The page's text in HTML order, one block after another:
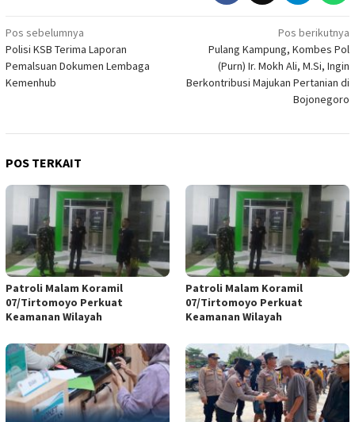
Navigasi
pos
Pos sebelumnya
Polisi KSB Terima Laporan
Pemalsuan Dokumen Lembaga
Kemenhub
Pos berikutnya
Pulang Kampung, Kombes Pol
(Purn) Ir. Mokh Ali, M.Si, Ingin
Berkontribusi Majukan Pertanian di
Bojonegoro
POS TERKAIT
Patroli Malam Koramil
07/Tirtomoyo Perkuat
Keamanan Wilayah
Patroli Malam Koramil
07/Tirtomoyo Perkuat
Keamanan Wilayah